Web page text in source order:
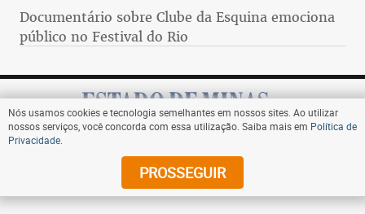
Documentário sobre Clube da Esquina emociona
público no Festival do Rio
Assine
Nós usamos cookies e tecnologia semelhantes em nossos sites. Ao utilizar
nossos serviços, você concorda com essa utilização. Saiba mais em Política de
Privacidade
PROSSEGUIR